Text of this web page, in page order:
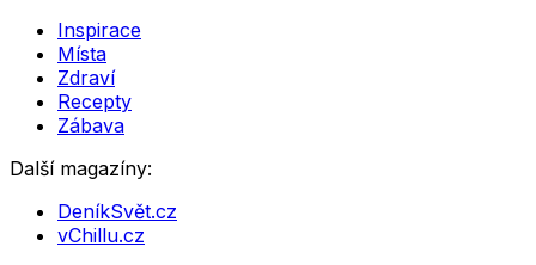
Inspirace
Místa
Zdraví
Recepty
Zábava
Další magazíny:
DeníkSvět.cz
vChillu.cz